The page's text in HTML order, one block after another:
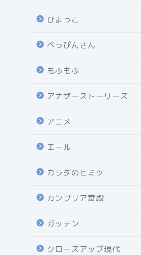
ひよっこ
べっぴんさん
もふもふ
アナザーストーリーズ
アニメ
エール
カラダのヒミツ
カンブリア宮殿
ガッテン
クローズアップ現代